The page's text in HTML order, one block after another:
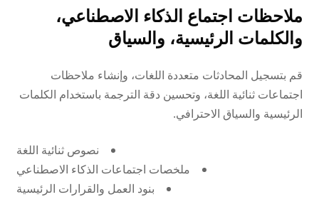
ملاحظات اجتماع الذكاء الاصطناعي،
والكلمات الرئيسية، والسياق
قم بتسجيل المحادثات متعددة اللغات، وإنشاء ملاحظات
اجتماعات ثنائية اللغة، وتحسين دقة الترجمة باستخدام الكلمات
الرئيسية والسياق الاحترافي.
نصوص ثنائية اللغة
ملخصات اجتماعات الذكاء الاصطناعي
بنود العمل والقرارات الرئيسية